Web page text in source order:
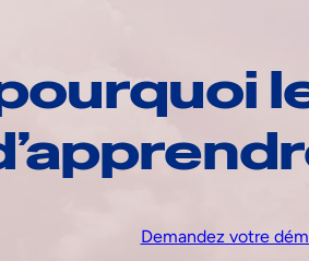
Demandez votre